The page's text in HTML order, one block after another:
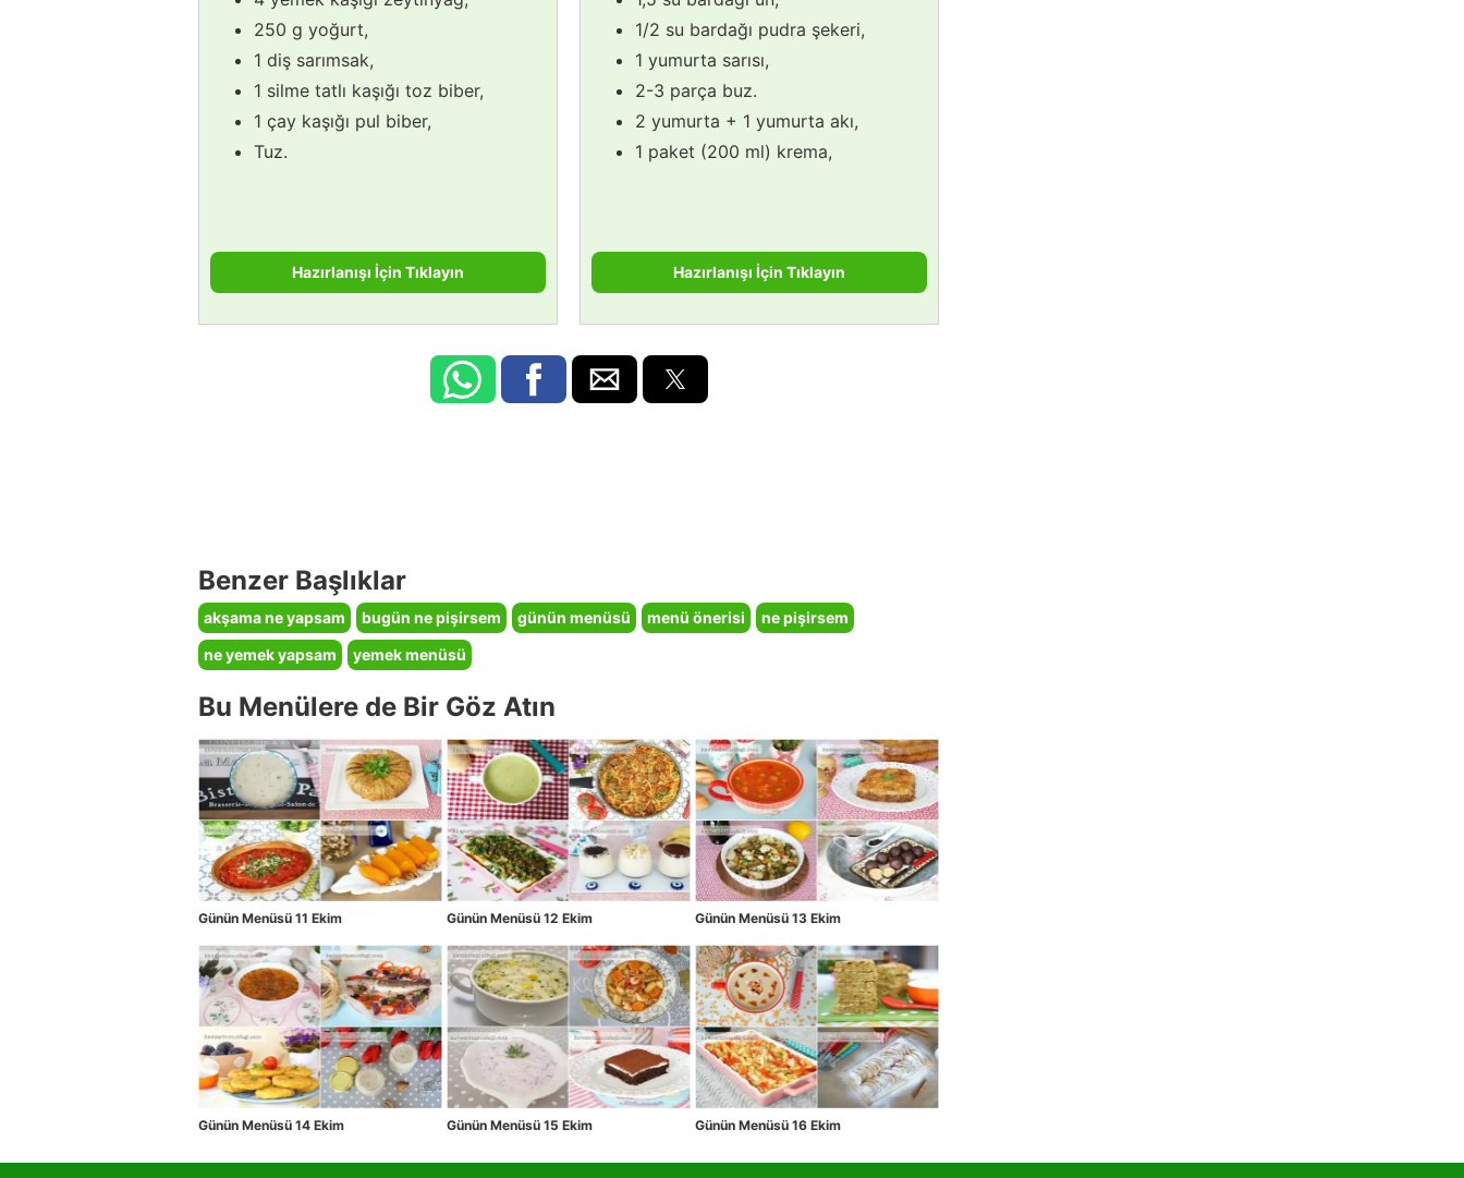
250 g yoğurt,
1 diş sarımsak,
1 silme tatlı kaşığı toz biber,
1 çay kaşığı pul biber,
Tuz.
Hazırlanışı İçin Tıklayın
1/2 su bardağı pudra şekeri,
1 yumurta sarısı,
2-3 parça buz.
2 yumurta + 1 yumurta akı,
1 paket (200 ml) krema,
Hazırlanışı İçin Tıklayın
Benzer Başlıklar
akşama ne yapsam bugün ne pişirsem günün menüsü menü önerisi
ne pişirsem
ne yemek yapsam
yemek menüsü
Bu Menülere de Bir Göz Atın
Günün Menüsü 11 Ekim Günün Menüsü 12 Ekim Günün Menüsü 13 Ekim
Günün Menüsü 14 Ekim Günün Menüsü 15 Ekim Günün Menüsü 16 Ekim